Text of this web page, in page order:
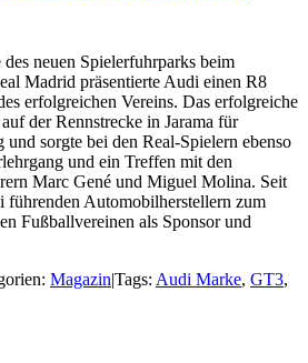
neuen Spielerfuhrparks beim
Madrid präsentierte Audi einen R8
erfolgreichen Vereins. Das erfolgreiche
der Rennstrecke in Jarama für
sorgte bei den Real-Spielern ebenso
und ein Treffen mit den
Marc Gené und Miguel Molina. Seit
führenden Automobilherstellern zum
Fußballvereinen als Sponsor und
Magazin|Tags: Audi Marke, GT3,